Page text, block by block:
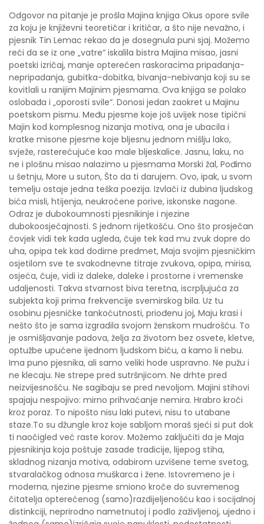
Odgovor na pitanje je prošla Majina knjiga Okus opore svile
za koju je književni teoretičar i kritičar, a što nije nevažno, i
pjesnik Tin Lemac rekao da je dosegnula puni sjaj. Možemo
reći da se iz one „vatre“ iskalila bistra Majina misao, jasni
poetski izričaj, manje opterećen raskoracima pripadanja-
nepripadanja, gubitka-dobitka, bivanja-nebivanja koji su se
kovitlali u ranijim Majinim pjesmama. Ova knjiga se polako
oslobađa i „oporosti svile“. Donosi jedan zaokret u Majinu
poetskom pismu. Među pjesme koje još uvijek nose tipični
Majin kod komplesnog nizanja motiva, ona je ubacila i
kratke misone pjesme koje bljesnu jednom mišlju lako,
svježe, rasterećujuće kao male bljeskalice. Jasnu, laku, no
ne i plošnu misao nalazimo u pjesmama Morski žal, Pođimo
u šetnju, More u suton, Što da ti darujem. Ovo, ipak, u svom
temelju ostaje jedna teška poezija. Izvlači iz dubina ljudskog
bića misli, htijenja, neukroćene porive, iskonske nagone.
Odraz je dubokoumnosti pjesnikinje i njezine
dubokoosjećajnosti. S jednom rijetkošću. Ono što prosječan
čovjek vidi tek kada ugleda, čuje tek kad mu zvuk dopre do
uha, opipa tek kad dodirne predmet, Maja svojim pjesničkim
osjetilom sve te svakodnevne titraje zvukova, opipa, mirisa,
osjeća, čuje, vidi iz daleke, daleke i prostorne i vremenske
udaljenosti. Takva stvarnost biva teretna, iscrpljujuća za
subjekta koji prima frekvencije svemirskog bila. Uz tu
osobinu pjesničke tankoćutnosti, priođenu joj, Maju krasi i
nešto što je sama izgradila svojom ženskom mudrošću. To
je osmišljavanje padova, želja za životom bez osvete, kletve,
optužbe upućene ijednom ljudskom biću, a kamo li nebu.
Ima puno pjesnika, ali samo veliki hode uspravno. Ne pužu i
ne klecaju. Ne strepe pred sutršnjicom. Ne drhte pred
neizvijesnošću. Ne sagibaju se pred nevoljom. Majini stihovi
spajaju nespojivo: mirno prihvaćanje nemira. Hrabro kroči
kroz poraz. To nipošto nisu laki putevi, nisu to utabane
staze.To su džungle kroz koje sabljom moraš sjeći si put dok
ti naočigled već raste korov. Možemo zaključiti da je Maja
pjesnikinja koja poštuje zasade tradicije, lijepog stiha,
skladnog nizanja motiva, odabirom uzvišene teme svetog,
stvaralačkog odnosa muškarca i žene. Istovremeno je i
moderna, njezine pjesme smiono kroče do suvremenog
čitatelja opterećenog (samo)razdijeljenošću kao i socijalnoj
distinkciji, neprirodno nametnutoj i podlo zaživljenoj, ujedno i